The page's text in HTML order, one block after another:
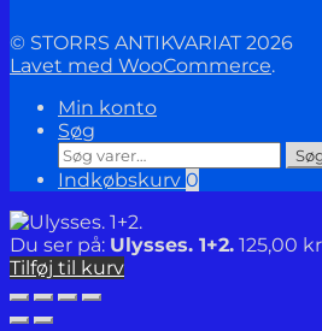
© STORRS ANTIKVARIAT 2026
Lavet med WooCommerce.
Min konto
Søg
Søg
efter:
Indkøbskurv 0
Du ser på: Ulysses. 1+2. 125,00
Tilføj til kurv